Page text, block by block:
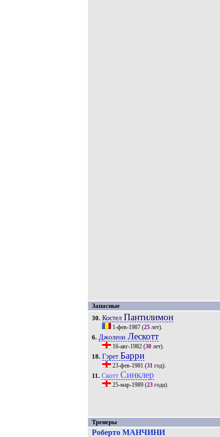
Запасные
30. Костел Пантилимон
1-фев-1987(25лет).
6. Джолеон Лескотт
16-авг-1982(30лет).
18. Гэрет Барри
23-фев-1981 (31год).
11. Скотт Синклер
25-мар-1989(23года).
Тренеры
Роберто МАНЧИНИ